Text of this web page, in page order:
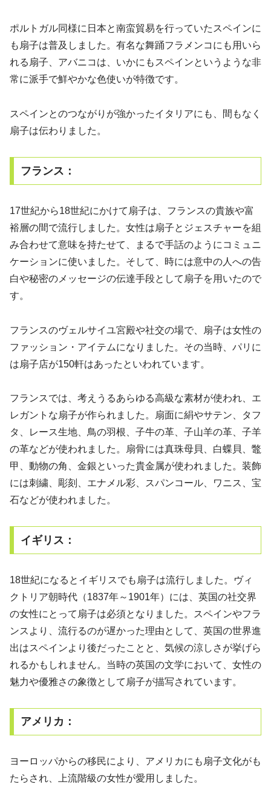
ポルトガル同様に日本と南蛮貿易を行っていたスペインに
も扇子は普及しました。有名な舞踊フラメンコにも用いら
れる扇子、アバニコは、いかにもスペインというような非
常に派手で鮮やかな色使いが特徴です。
スペインとのつながりが強かったイタリアにも、間もなく
扇子は伝わりました。
フランス：
17世紀から18世紀にかけて扇子は、フランスの貴族や富
裕層の間で流行しました。女性は扇子とジェスチャーを組
み合わせて意味を持たせて、まるで手話のようにコミュニ
ケーションに使いました。そして、時には意中の人への告
白や秘密のメッセージの伝達手段として扇子を用いたので
す。
フランスのヴェルサイユ宮殿や社交の場で、扇子は女性の
ファッション・アイテムになりました。その当時、パリに
は扇子店が150軒はあったといわれています。
フランスでは、考えうるあらゆる高級な素材が使われ、エ
レガントな扇子が作られました。扇面に絹やサテン、タフ
タ、レース生地、鳥の羽根、子牛の革、子山羊の革、子羊
の革などが使われました。扇骨には真珠母貝、白蝶貝、鼈
甲、動物の角、金銀といった貴金属が使われました。装飾
には刺繍、彫刻、エナメル彩、スパンコール、ワニス、宝
石などが使われました。
イギリス：
18世紀になるとイギリスでも扇子は流行しました。ヴィ
クトリア朝時代（1837年～1901年）には、英国の社交界
の女性にとって扇子は必須となりました。スペインやフラ
ンスより、流行るのが遅かった理由として、英国の世界進
出はスペインより後だったことと、気候の涼しさが挙げら
れるかもしれません。当時の英国の文学において、女性の
魅力や優雅さの象徴として扇子が描写されています。
アメリカ：
ヨーロッパからの移民により、アメリカにも扇子文化がも
たらされ、上流階級の女性が愛用しました。